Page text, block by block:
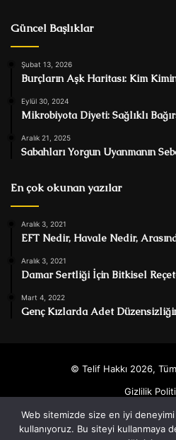
Güncel Başlıklar
Şubat 13, 2026
Burçların Aşk Haritası: Kim
Eylül 30, 2024
Mikrobiyota Diyeti: Sağlıklı
Aralık 21, 2025
Sabahları Yorgun Uyanmanın
En çok okunan yazılar
Aralık 3, 2021
EFT Nedir, Havale Nedir,
Aralık 3, 2021
Damar Sertliği İçin Bitkisel
Mart 4, 2022
Genç Kızlarda Adet
© Telif Hakkı 2026, Tüm
Gizlilik
Facebook
Web sitemizde size en iyi
kullanıyoruz. Bu siteyi kullanmaya